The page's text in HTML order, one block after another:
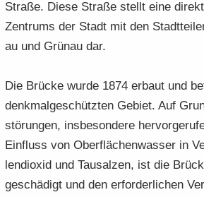
a
­
o
n
a
­
o
n
Straße. Diese Stra­ße stellt eine
Zen­trums der Stadt mit den
au und Grün­au dar.
Die Brü­cke wurde 1874 er­baut und
denk­mal­ge­schütz­ten Ge­biet. Auf
stö­run­gen, ins­be­son­de­re
Ein­fluss von Ober­flä­chen­was­ser in
len­di­oxid und Tau­sal­zen, ist die
ge­schä­digt und den er­for­der­li­chen